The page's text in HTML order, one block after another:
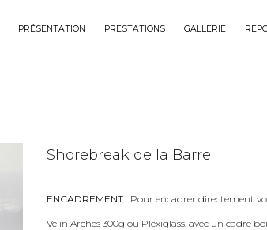
PRÉSENTATION PRESTATIONS GALLERIE
Shorebreak de la Barre.
ENCADREMENT : Pour encadrer directement
Velin Arches 300g ou Plexiglass, avec un cadre